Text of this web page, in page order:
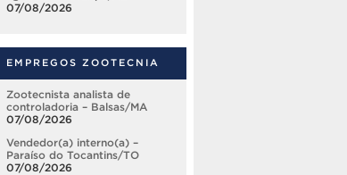
07/08/2026
EMPREGOS ZOOTECNIA
Zootecnista analista de
controladoria – Balsas/MA
07/08/2026
Vendedor(a) interno(a) –
Paraíso do Tocantins/TO
07/08/2026